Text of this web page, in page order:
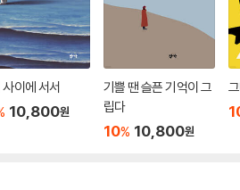
이에 서서
10,800원
기쁠 땐 슬픈 기억이 그
립다
10% 10,800원